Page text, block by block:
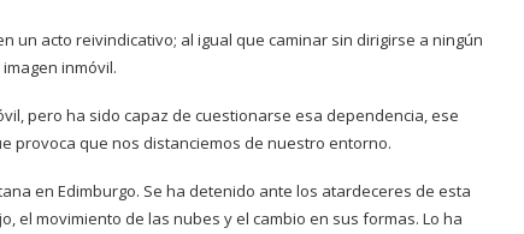
un acto reivindicativo; al igual que caminar sin dirigirse a ningún
inmóvil.
pero ha sido capaz de cuestionarse esa dependencia, ese
provoca que nos distanciemos de nuestro entorno.
en Edimburgo. Se ha detenido ante los atardeceres de esta
el movimiento de las nubes y el cambio en sus formas. Lo ha